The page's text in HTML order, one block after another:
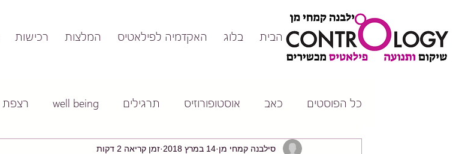
דף הבית בלוג האקדמיה לפילאטיס המלצות רכישות
כל הפוסטים כאב אוסטופורוזיס תרגילים well being רצפת
סילבנה קמחי מן 14 במרץ 2018 זמן קריאה 2 דקות